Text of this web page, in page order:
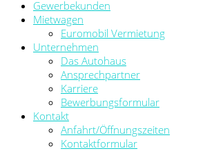
Gewerbekunden
Mietwagen
Euromobil Vermietung
Unternehmen
Das Autohaus
Ansprechpartner
Karriere
Bewerbungsformular
Kontakt
Anfahrt/Öffnungszeiten
Kontaktformular